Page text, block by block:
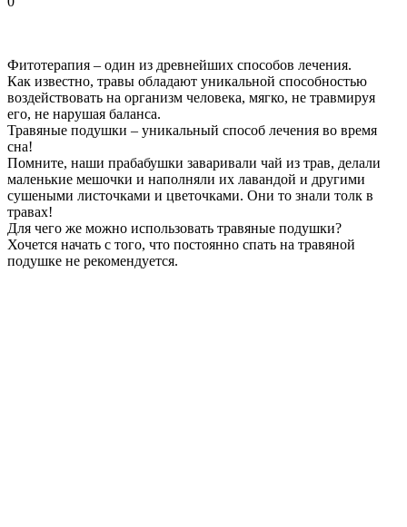
Фитотерапия – один из древнейших способов лечения.
Как известно, травы обладают уникальной способностью
воздействовать на организм человека, мягко, не травмируя
его, не нарушая баланса.
Травяные подушки – уникальный способ лечения во время
сна!
Помните, наши прабабушки заваривали чай из трав, делали
маленькие мешочки и наполняли их лавандой и другими
сушеными листочками и цветочками. Они то знали толк в
травах!
Для чего же можно использовать травяные подушки?
Хочется начать с того, что постоянно спать на травяной
подушке не рекомендуется.